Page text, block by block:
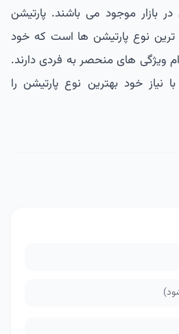
در بازار موجود می باشند. پارتیشن
نوع پارتیشن ها است که خود
ویژگی های منحصر به فردی دارند.
نیاز خود بهترین نوع پارتیشن را